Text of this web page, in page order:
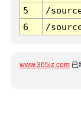
5
/
6
/
www.365jz.com 已